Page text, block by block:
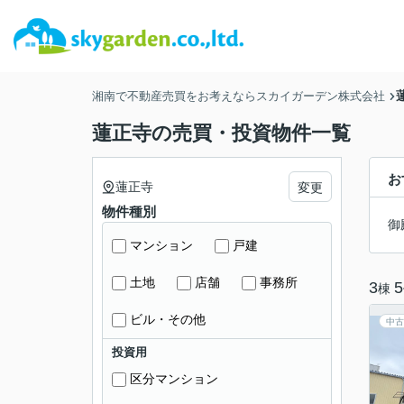
湘南で不動産売買をお考えならスカイガーデン株式会社
蓮正寺の売買・投資物件一覧
御
3棟 5
中
蓮正寺 変更
物件種別
マンション 戸建
土地 店舗 事務所
ビル・その他
投資用
区分マンション